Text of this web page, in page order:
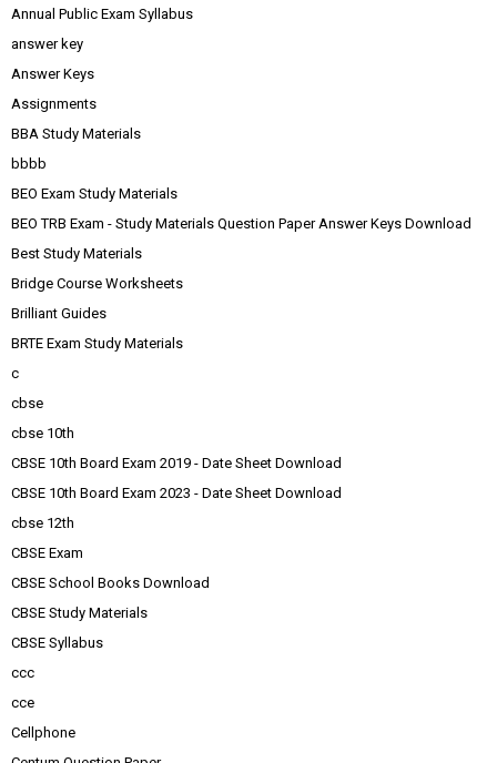
Annual Public Exam Syllabus
answer key
Answer Keys
Assignments
BBA Study Materials
bbbb
BEO Exam Study Materials
BEO TRB Exam - Study Materials Question Paper Answer Keys Download
Best Study Materials
Bridge Course Worksheets
Brilliant Guides
BRTE Exam Study Materials
c
cbse
cbse 10th
CBSE 10th Board Exam 2019 - Date Sheet Download
CBSE 10th Board Exam 2023 - Date Sheet Download
cbse 12th
CBSE Exam
CBSE School Books Download
CBSE Study Materials
CBSE Syllabus
ccc
cce
Cellphone